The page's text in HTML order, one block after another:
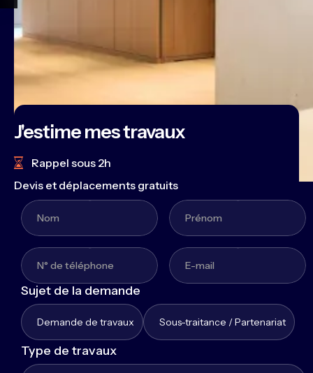
J'estime mes travaux
Rappel sous 2h
Devis et déplacements gratuits
Sujet de la demande
Demande de travaux Sous-traitance / Partenariat
Type de travaux